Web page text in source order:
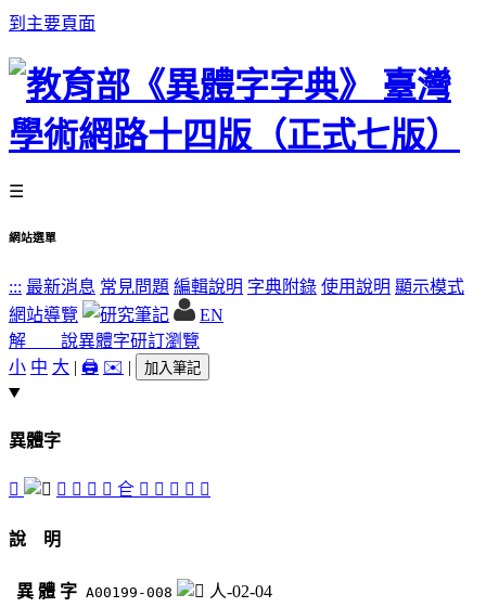
到主要頁面
☰
網站選單
::: 最新消息 常見問題 編輯說明 字典附錄 使用說明 顯示模式
網站導覽
EN
解 說異體字研訂瀏覽
小 中 大 | 🖨️ ✉️ | 加入筆記
異體字
󰋶 󰋵 󰋸 󰋷 󰋲 仺 󰋴 󰋳 𠥐 𡶍 󰋹
說 明
異 體 字 A00199-008 人-02-04